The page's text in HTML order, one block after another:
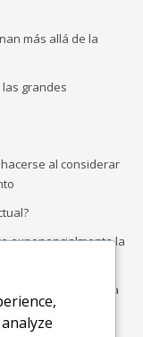
más allá de la
las grandes
al considerar
exponencialmente la
para los canales. La